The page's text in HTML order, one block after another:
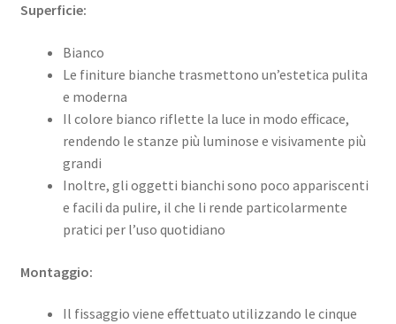
Superficie:
Bianco
Le finiture bianche trasmettono un’estetica pulita
e moderna
Il colore bianco riflette la luce in modo efficace,
rendendo le stanze più luminose e visivamente più
grandi
Inoltre, gli oggetti bianchi sono poco appariscenti
e facili da pulire, il che li rende particolarmente
pratici per l’uso quotidiano
Montaggio:
Il fissaggio viene effettuato utilizzando le cinque